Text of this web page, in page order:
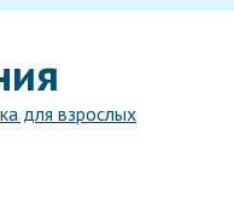
для взрослых